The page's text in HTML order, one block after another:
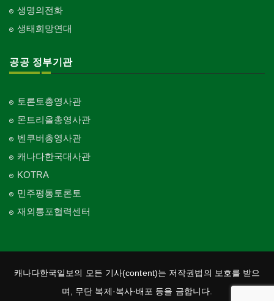
생명의전화
생태희망연대
공공 정부기관
토론토총영사관
몬트리올총영사관
벤쿠버총영사관
캐나다한국대사관
KOTRA
민주평통토론토
재외통포협력센터
캐나다한국일보의 모든 기사(content)는 저작권법의 보호를 받으
며, 무단 복제·복사·배포 등을 금합니다.